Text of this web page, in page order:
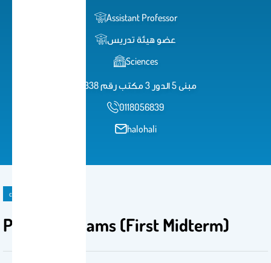
Assistant Professor
عضو هيئة تدريس
Sciences
مبنى 5 الدور 3 مكتب رقم 338
0118056839
halohali
course material
Previous Exams (First Midterm)